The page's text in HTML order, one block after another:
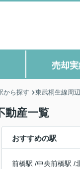
売却
から探す 東武桐生線周
動産一覧
おすすめの駅
前橋駅 /中央前橋駅 /